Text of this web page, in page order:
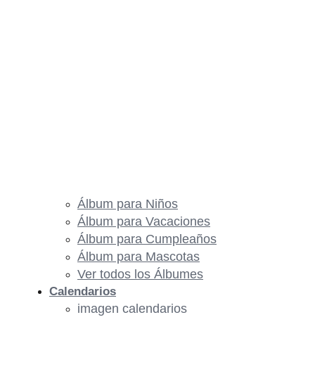
Álbum para Niños
Álbum para Vacaciones
Álbum para Cumpleaños
Álbum para Mascotas
Ver todos los Álbumes
Calendarios
imagen calendarios